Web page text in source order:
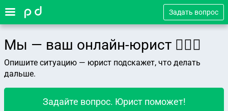
Задать вопрос
Мы — ваш онлайн-юрист 👨🏻‍⚖️
Опишите ситуацию — юрист подскажет, что делать
дальше.
Задайте вопрос. Юрист поможет!